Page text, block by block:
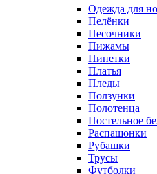
Одежда для
Пелёнки
Песочники
Пижамы
Пинетки
Платья
Пледы
Ползунки
Полотенца
Постельное
Распашонки
Рубашки
Трусы
Футболки